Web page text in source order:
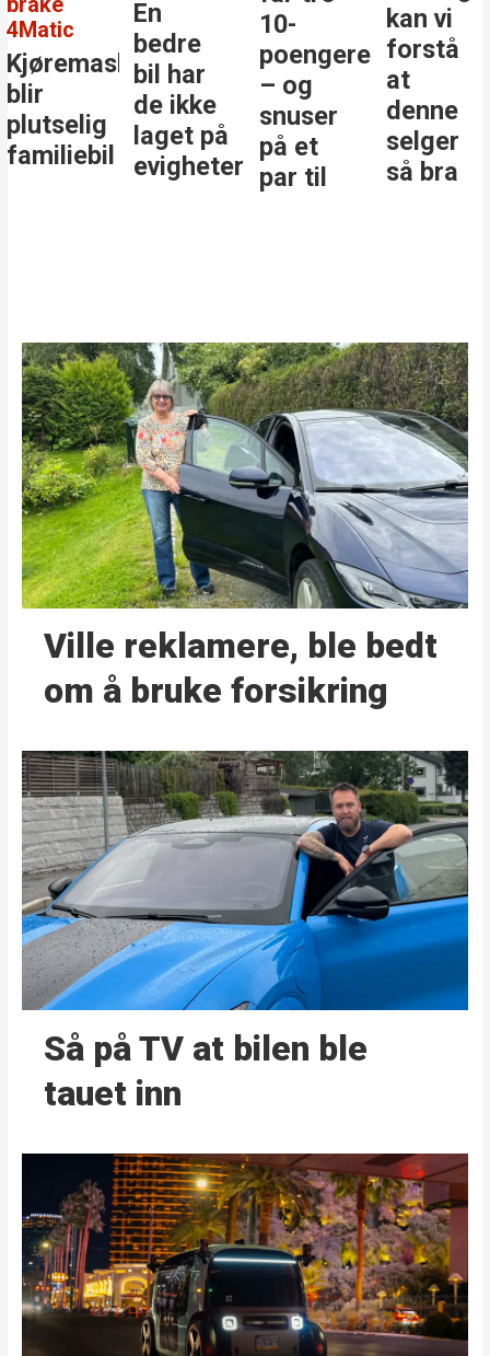
4Matic
Kjøremaskinen
blir
plutselig
familiebil
En
bedre
bil har
de ikke
laget på
evigheter
10-
poengere
– og
snuser
på et
par til
kan vi
forstå
at
denne
selger
så bra
Ville reklamere, ble bedt
om å bruke forsikring
Så på TV at bilen ble
tauet inn